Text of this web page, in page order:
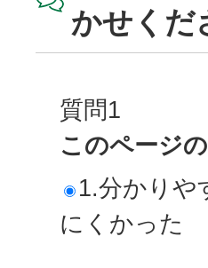
かせくだ
質問1
このページ
1.分かりや
にくかった